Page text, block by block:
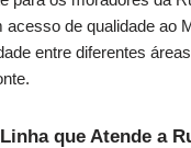
acesso de qualidade ao
entre diferentes
que Atende a